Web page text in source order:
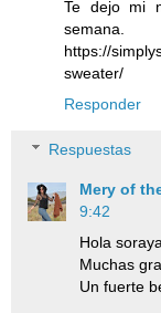
Te dejo mi
semana.
https://
sweater/
Responder
Respuestas
Mery of
9:42
Hola
Muchas
Un fuerte